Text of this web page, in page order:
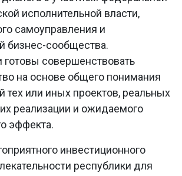
исполнительной власти,
самоуправления и
бизнес-сообщества.
готовы совершенствовать
на основе общего понимания
тех или иных проектов, реальных
реализации и ожидаемого
эффекта.
инвестиционного
республики для